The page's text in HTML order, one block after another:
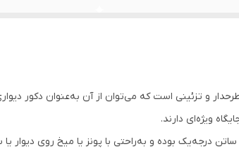
و تزئینی است که می‌توان از آن به‌عنوان دکور
ویژه‌ای دارند.
ساتن درجه‌یک بوده و به‌راحتی با پونز یا میخ روی